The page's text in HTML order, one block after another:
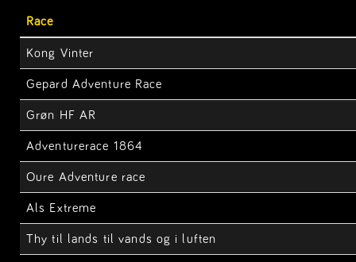
Race
Kong Vinter
Gepard Adventure Race
Grøn HF AR
Adventurerace 1864
Oure Adventure race
Als Extreme
Thy til lands til vands og i luften